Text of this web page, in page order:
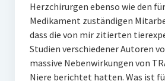
Herzchirurgen ebenso wie den
Medikament zuständigen
dass die von mir zitierten
Studien verschiedener Autoren
massive Nebenwirkungen von
Niere berichtet hatten. Was ist